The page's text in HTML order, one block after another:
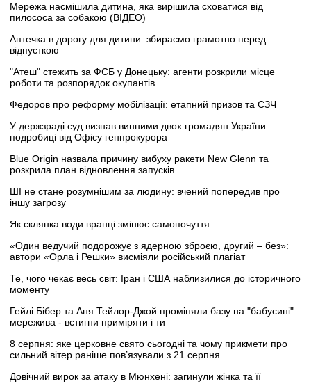
Мережа насмішила дитина, яка вирішила сховатися від
пилососа за собакою (ВІДЕО)
Аптечка в дорогу для дитини: збираємо грамотно перед
відпусткою
"Атеш" стежить за ФСБ у Донецьку: агенти розкрили місце
роботи та розпорядок окупантів
Федоров про реформу мобілізації: етапний призов та СЗЧ
У держзраді суд визнав винними двох громадян України:
подробиці від Офісу генпрокурора
Blue Origin назвала причину вибуху ракети New Glenn та
розкрила план відновлення запусків
ШІ не стане розумнішим за людину: вчений попередив про
іншу загрозу
Як склянка води вранці змінює самопочуття
«Один ведучий подорожує з ядерною зброєю, другий – без»:
автори «Орла і Решки» висміяли російський плагіат
Те, чого чекає весь світ: Іран і США наблизилися до історичного
моменту
Гейлі Бібер та Аня Тейлор-Джой проміняли базу на "бабусині"
мережива - встигни приміряти і ти
8 серпня: яке церковне свято сьогодні та чому прикмети про
сильний вітер раніше пов’язували з 21 серпня
Довічний вирок за атаку в Мюнхені: загинули жінка та її